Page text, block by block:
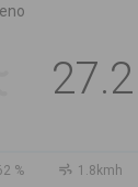
27.2
% 1.8kmh